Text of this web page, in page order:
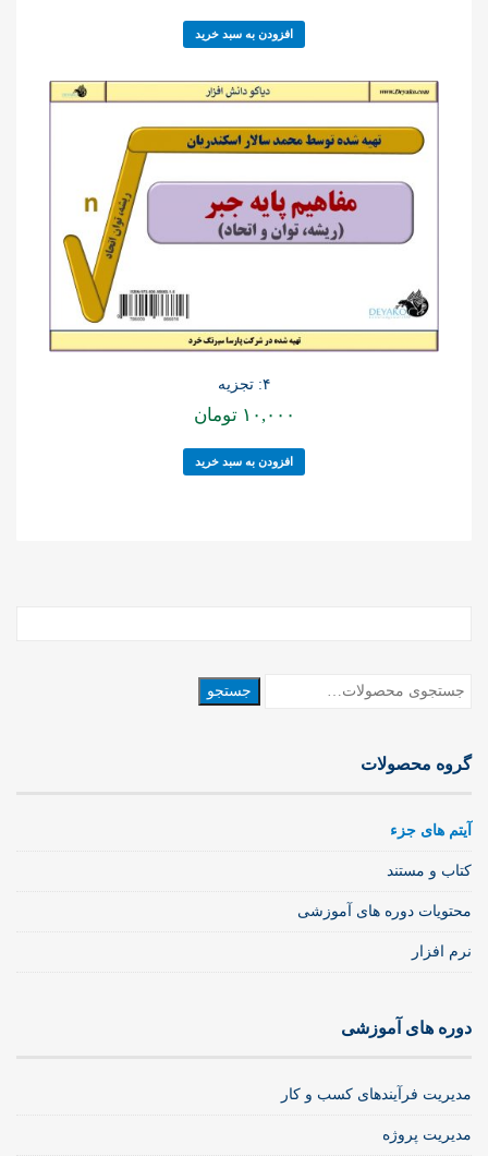
افزودن به سبد خرید
۴: تجزیه
۱۰,۰۰۰ تومان
افزودن به سبد خرید
جستجو
گروه محصولات
آیتم های جزء
کتاب و مستند
محتویات دوره های آموزشی
نرم افزار
دوره های آموزشی
مدیریت فرآیندهای کسب و کار
مدیریت پروژه